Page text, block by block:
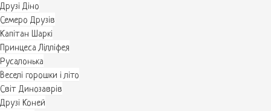
Друзі Діно
Семеро Друзів
Капітан Шаркі
Принцеса Лілліфея
Русалонька
Веселі горошки і літо
Світ Динозаврів
Друзі Коней